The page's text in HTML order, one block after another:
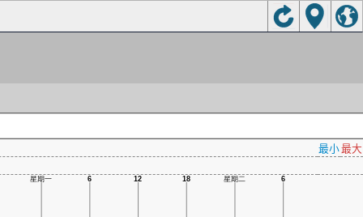
最小最大